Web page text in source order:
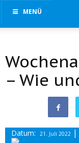
MENÜ
– Wie
Datum: 21. Juli 2022 |